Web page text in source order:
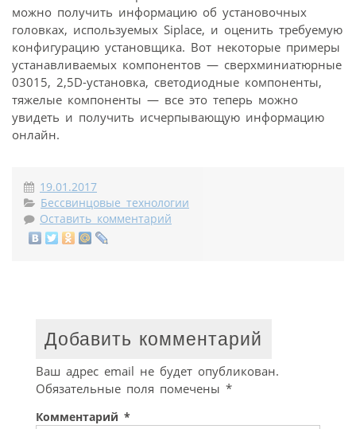
можно получить информацию об установочных
головках, используемых Siplace, и оценить требуемую
конфигурацию установщика. Вот некоторые примеры
устанавливаемых компонентов — сверхминиатюрные
03015, 2,5D-установка, светодиодные компоненты,
тяжелые компоненты — все это теперь можно
увидеть и получить исчерпывающую информацию
онлайн.
19.01.2017
Бессвинцовые технологии
Оставить комментарий
Добавить комментарий
Ваш адрес email не будет опубликован.
Обязательные поля помечены *
Комментарий *